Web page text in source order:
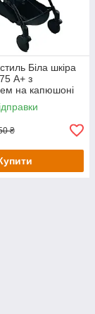
Біла шкіра
А+ з
на капюшоні
₴